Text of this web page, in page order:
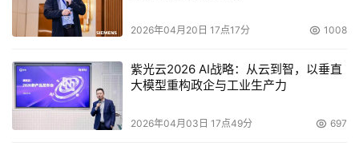
2026年04月20日 17点17分 1008
紫光云2026 AI战略：从云到智，以垂直
大模型重构政企与工业生产力
2026年04月03日 17点49分 697